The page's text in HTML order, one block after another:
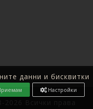
данни и бисквитки
Настройки